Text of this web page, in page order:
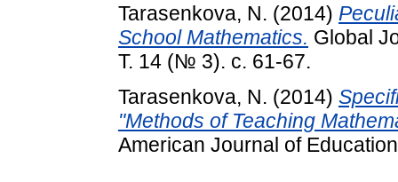
Tarasenkova, N. (2014)
School Mathematics. Global
Т. 14 (№ 3). с. 61-67.
Tarasenkova, N. (2014)
"Methods of Teaching
American Journal of